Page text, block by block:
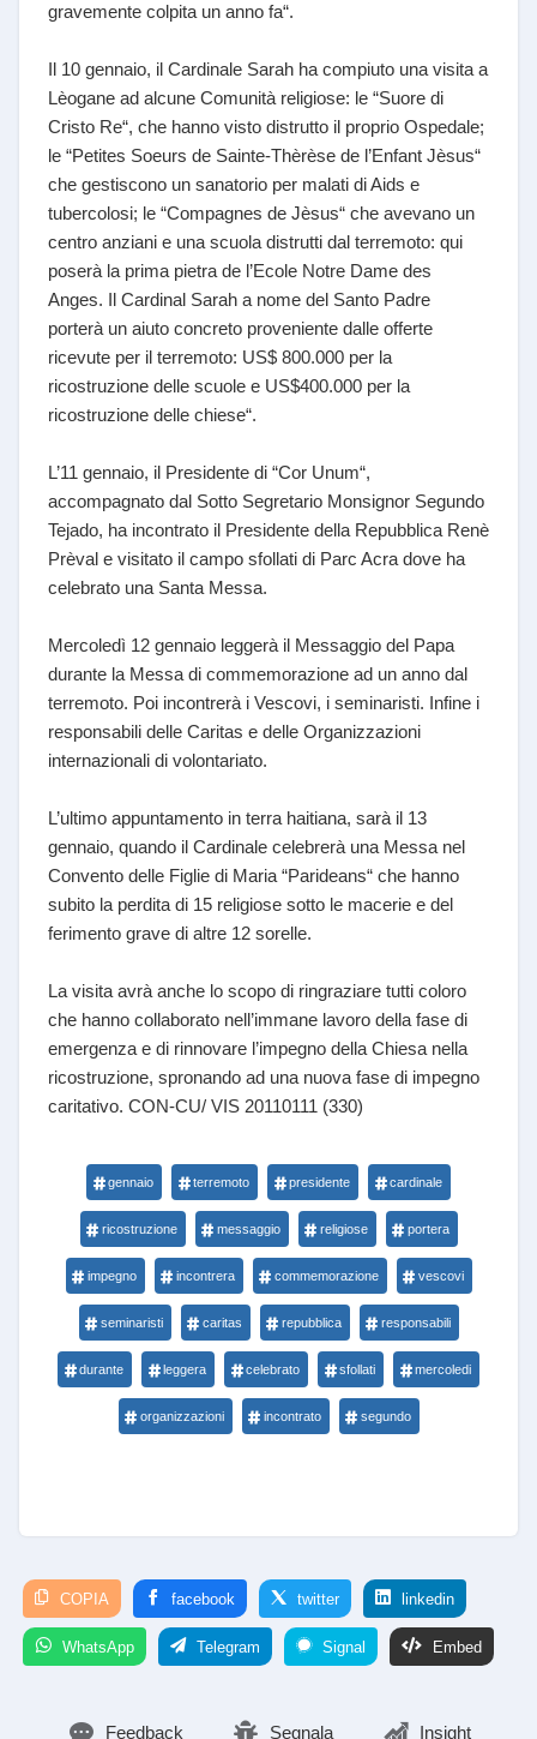
gravemente colpita un anno fa“.
Il 10 gennaio, il Cardinale Sarah ha compiuto una visita a
Lèogane ad alcune Comunità religiose: le “Suore di
Cristo Re“, che hanno visto distrutto il proprio Ospedale;
le “Petites Soeurs de Sainte-Thèrèse de l’Enfant Jèsus“
che gestiscono un sanatorio per malati di Aids e
tubercolosi; le “Compagnes de Jèsus“ che avevano un
centro anziani e una scuola distrutti dal terremoto: qui
poserà la prima pietra de l’Ecole Notre Dame des
Anges. Il Cardinal Sarah a nome del Santo Padre
porterà un aiuto concreto proveniente dalle offerte
ricevute per il terremoto: US$ 800.000 per la
ricostruzione delle scuole e US$400.000 per la
ricostruzione delle chiese“.
L’11 gennaio, il Presidente di “Cor Unum“,
accompagnato dal Sotto Segretario Monsignor Segundo
Tejado, ha incontrato il Presidente della Repubblica Renè
Prèval e visitato il campo sfollati di Parc Acra dove ha
celebrato una Santa Messa.
Mercoledì 12 gennaio leggerà il Messaggio del Papa
durante la Messa di commemorazione ad un anno dal
terremoto. Poi incontrerà i Vescovi, i seminaristi. Infine i
responsabili delle Caritas e delle Organizzazioni
internazionali di volontariato.
L’ultimo appuntamento in terra haitiana, sarà il 13
gennaio, quando il Cardinale celebrerà una Messa nel
Convento delle Figlie di Maria “Parideans“ che hanno
subito la perdita di 15 religiose sotto le macerie e del
ferimento grave di altre 12 sorelle.
La visita avrà anche lo scopo di ringraziare tutti coloro
che hanno collaborato nell’immane lavoro della fase di
emergenza e di rinnovare l’impegno della Chiesa nella
ricostruzione, spronando ad una nuova fase di impegno
caritativo. CON-CU/ VIS 20110111 (330)
gennaio terremoto presidente cardinale
ricostruzione messaggio religiose portera
impegno incontrera commemorazione vescovi
seminaristi caritas repubblica responsabili
durante leggera celebrato sfollati mercoledi
organizzazioni incontrato segundo
COPIA facebook twitter linkedin
WhatsApp Telegram Signal Embed
Feedback Segnala Insight